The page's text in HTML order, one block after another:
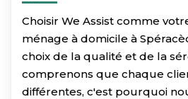
Choisir We Assist comme
ménage à domicile à
choix de la qualité et de la
comprenons que chaque
différentes, c'est pourquoi